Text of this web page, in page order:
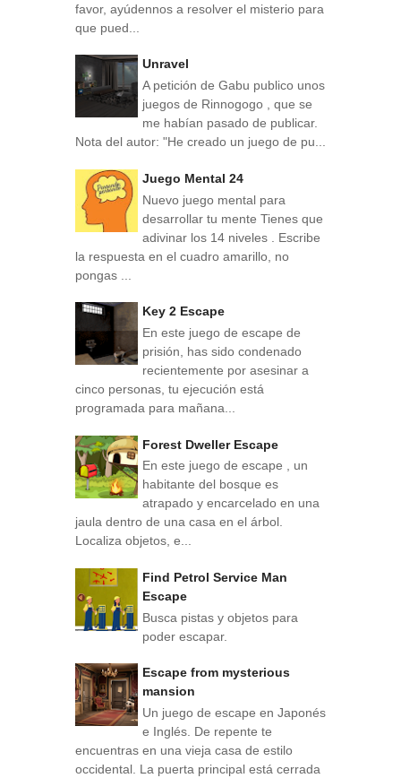
favor, ayúdennos a resolver el misterio para
que pued...
Unravel
A petición de Gabu publico unos
juegos de Rinnogogo , que se
me habían pasado de publicar.
Nota del autor: "He creado un juego de pu...
Juego Mental 24
Nuevo juego mental para
desarrollar tu mente Tienes que
adivinar los 14 niveles . Escribe
la respuesta en el cuadro amarillo, no
pongas ...
Key 2 Escape
En este juego de escape de
prisión, has sido condenado
recientemente por asesinar a
cinco personas, tu ejecución está
programada para mañana...
Forest Dweller Escape
En este juego de escape , un
habitante del bosque es
atrapado y encarcelado en una
jaula dentro de una casa en el árbol.
Localiza objetos, e...
Find Petrol Service Man
Escape
Busca pistas y objetos para
poder escapar.
Escape from mysterious
mansion
Un juego de escape en Japonés
e Inglés. De repente te
encuentras en una vieja casa de estilo
occidental. La puerta principal está cerrada